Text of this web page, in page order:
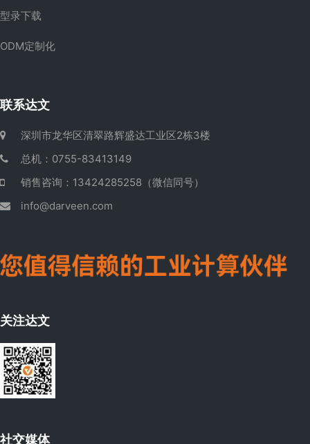
型录下载
ODM定制化
联系达文
深圳市龙华区清翠路辉盛达工业区2栋3楼
总机：0755-83413149
销售咨询：13424285258（微信同号）
info@darveen.com
关注达文
社交媒体